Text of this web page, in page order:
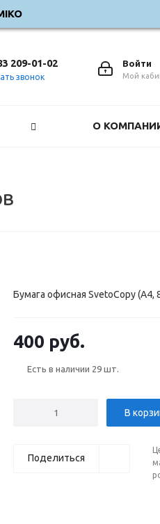
Войти
Мой
209-01-02
звонок
О
Бумага офисная SvetoCopy (А4,
400 руб.
Есть в наличии 29 шт.
В
Поделиться